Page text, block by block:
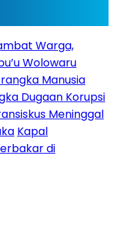
Warga,
Wolowaru
Manusia
Dugaan Korupsi
Meninggal
Kapal
di